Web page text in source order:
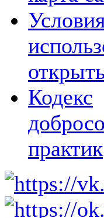
Кодекс
практик